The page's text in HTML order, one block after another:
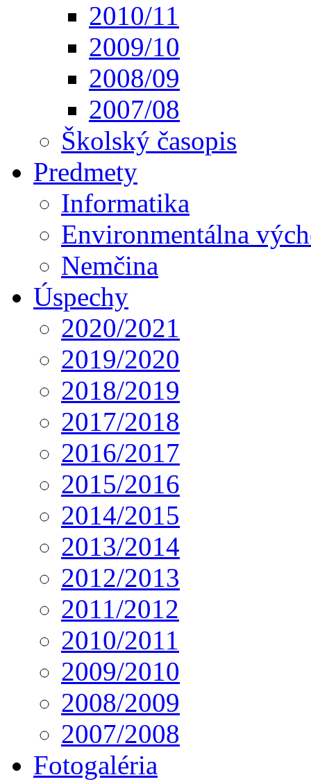
2010/11
2009/10
2008/09
2007/08
Školský časopis
Predmety
Informatika
Environmentálna
Nemčina
Úspechy
2020/2021
2019/2020
2018/2019
2017/2018
2016/2017
2015/2016
2014/2015
2013/2014
2012/2013
2011/2012
2010/2011
2009/2010
2008/2009
2007/2008
Fotogaléria